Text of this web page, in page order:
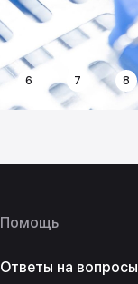
6 7 8
Помощь
Ответы на вопросы